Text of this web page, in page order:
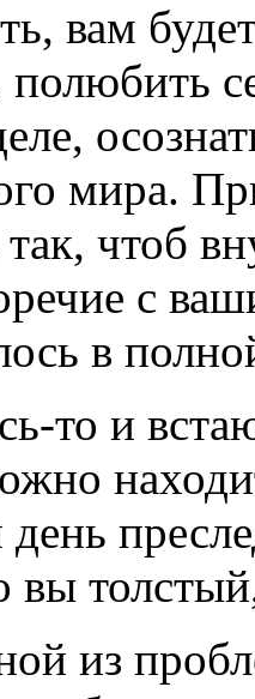
вам
полюбить
мира.
так, чтоб
с
в
то и
вы
из